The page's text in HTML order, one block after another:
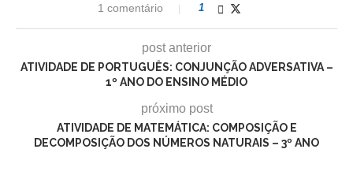
1 comentário 1
post anterior
ATIVIDADE DE PORTUGUÊS: CONJUNÇÃO ADVERSATIVA –
1º ANO DO ENSINO MÉDIO
próximo post
ATIVIDADE DE MATEMÁTICA: COMPOSIÇÃO E
DECOMPOSIÇÃO DOS NÚMEROS NATURAIS – 3º ANO